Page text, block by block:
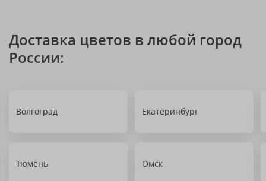
Доставка цветов в любой город
России:
Волгоград Екатеринбург
Тюмень Омск